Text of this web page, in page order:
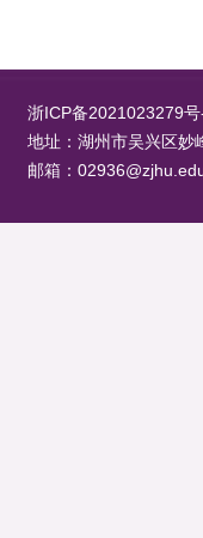
浙ICP备2021023279
地址：湖州市吴兴区妙
邮箱：